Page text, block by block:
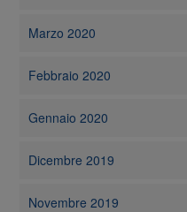
Marzo 2020
Febbraio 2020
Gennaio 2020
Dicembre 2019
Novembre 2019